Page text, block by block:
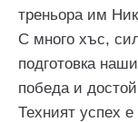
треньора им
С много хъс,
подготовка
победа и
Техният успех е